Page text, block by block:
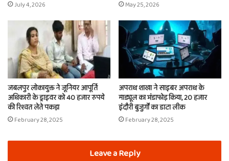
July 4, 2026 May 25, 2026
जबलपुर लोकायुक्त ने जूनियर आपूर्ति
अधिकारी के ड्राइवर को 40 हजार रुपये
की रिश्वत लेते पकड़ा
February 28, 2025
अपराध शाखा ने साइबर अपराध के
माड्यूल का भंडाफोड़ किया, 20 हजार
इंदौरी बुजुर्गों का डाटा लीक
February 28, 2025
Leave a Reply